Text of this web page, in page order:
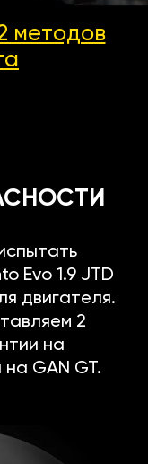
методов
Evo 1.9 JTD
двигателя.
2
на
GAN GT.